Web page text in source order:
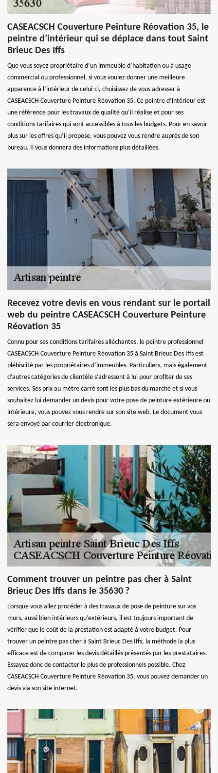
CASEACSCH Couverture Peinture Réovation 35, le
peintre d’intérieur qui se déplace dans tout Saint
Brieuc Des Iffs
Que vous soyez propriétaire d’un immeuble d’habitation ou à usage
commercial ou professionnel, si vous voulez donner une meilleure
apparence à l’intérieur de celui-ci, choisissez de vous adresser à
CASEACSCH Couverture Peinture Réovation 35. Ce peintre d’intérieur est
une référence pour les travaux de qualité qu’il réalise et pour ses
conditions tarifaires qui sont accessibles à tous les budgets. Pour en savoir
plus sur les offres qu’il propose, vous pouvez vous rendre auprès de son
bureau. Il vous donnera des informations plus détaillées.
Recevez votre devis en vous rendant sur le portail
web du peintre CASEACSCH Couverture Peinture
Réovation 35
Connu pour ses conditions tarifaires alléchantes, le peintre professionnel
CASEACSCH Couverture Peinture Réovation 35 à Saint Brieuc Des Iffs est
plébiscité par les propriétaires d’immeubles. Particuliers, mais également
d’autres catégories de clientèle s’adressent à lui pour profiter de ses
services. Ses prix au mètre carré sont les plus bas du marché et si vous
souhaitez lui demander un devis pour votre pose de peinture extérieure ou
intérieure, vous pouvez vous rendre sur son site web. Le document vous
sera envoyé par courrier électronique.
Comment trouver un peintre pas cher à Saint
Brieuc Des Iffs dans le 35630 ?
Lorsque vous allez procéder à des travaux de pose de peinture sur vos
murs, aussi bien intérieurs qu’extérieurs, il est toujours important de
vérifier que le coût de la prestation est adapté à votre budget. Pour
trouver un peintre pas cher à Saint Brieuc Des Iffs, la méthode la plus
efficace est de comparer les devis détaillés présentés par les prestataires.
Essayez donc de contacter le plus de professionnels possible. Chez
CASEACSCH Couverture Peinture Réovation 35, vous pouvez demander un
devis via son site internet.